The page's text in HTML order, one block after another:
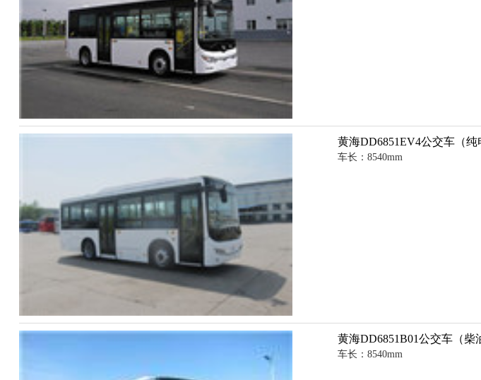
黄海DD6851EV4公交车（纯
车长：8540mm
黄海DD6851B01公交车（柴
车长：8540mm